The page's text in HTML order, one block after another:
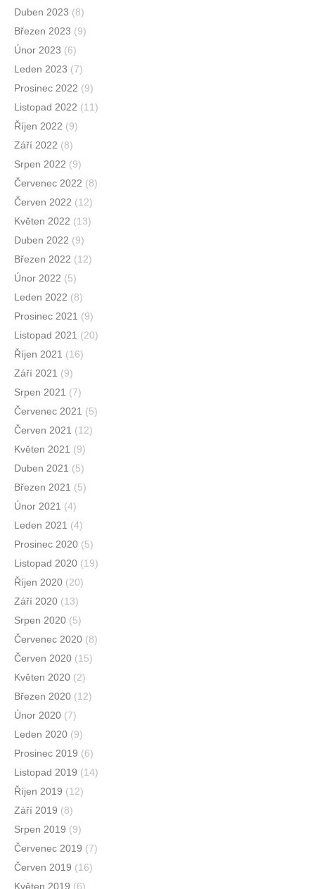
Duben 2023 (8)
Březen 2023 (9)
Únor 2023 (6)
Leden 2023 (7)
Prosinec 2022 (9)
Listopad 2022 (11)
Říjen 2022 (9)
Září 2022 (8)
Srpen 2022 (9)
Červenec 2022 (8)
Červen 2022 (12)
Květen 2022 (13)
Duben 2022 (9)
Březen 2022 (12)
Únor 2022 (5)
Leden 2022 (8)
Prosinec 2021 (9)
Listopad 2021 (20)
Říjen 2021 (16)
Září 2021 (9)
Srpen 2021 (7)
Červenec 2021 (5)
Červen 2021 (12)
Květen 2021 (9)
Duben 2021 (5)
Březen 2021 (5)
Únor 2021 (4)
Leden 2021 (4)
Prosinec 2020 (5)
Listopad 2020 (19)
Říjen 2020 (20)
Září 2020 (13)
Srpen 2020 (5)
Červenec 2020 (8)
Červen 2020 (15)
Květen 2020 (2)
Březen 2020 (12)
Únor 2020 (7)
Leden 2020 (9)
Prosinec 2019 (6)
Listopad 2019 (14)
Říjen 2019 (12)
Září 2019 (8)
Srpen 2019 (9)
Červenec 2019 (7)
Červen 2019 (16)
Květen 2019 (6)